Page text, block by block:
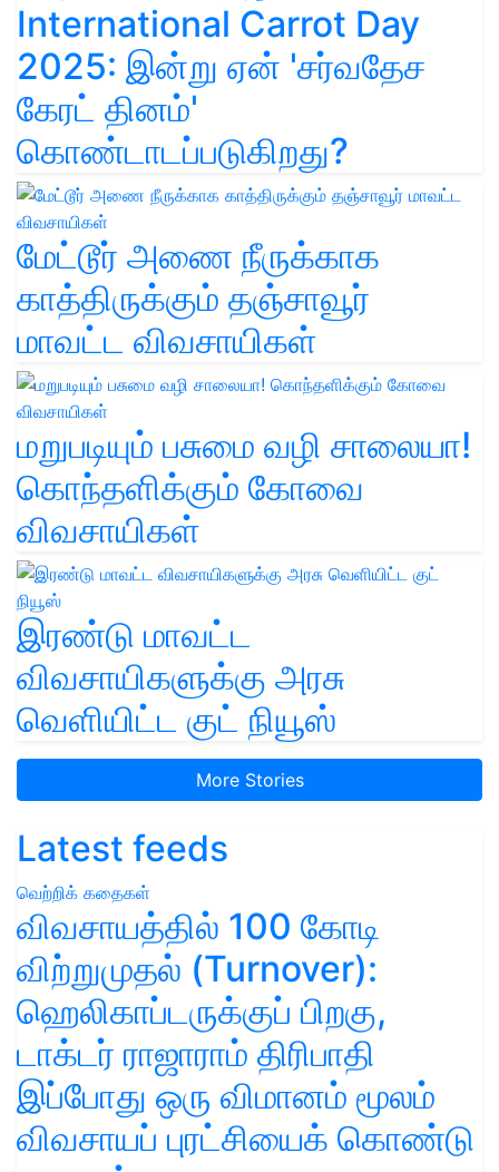
International Carrot Day
2025: இன்று ஏன் 'சர்வதேச
கேரட் தினம்'
கொண்டாடப்படுகிறது?
மேட்டூர் அணை நீருக்காக
காத்திருக்கும் தஞ்சாவூர்
மாவட்ட விவசாயிகள்
மறுபடியும் பசுமை வழி சாலையா!
கொந்தளிக்கும் கோவை
விவசாயிகள்
இரண்டு மாவட்ட
விவசாயிகளுக்கு அரசு
வெளியிட்ட குட் நியூஸ்
More Stories
Latest feeds
வெற்றிக் கதைகள்
விவசாயத்தில் 100 கோடி
விற்றுமுதல் (Turnover):
ஹெலிகாப்டருக்குப் பிறகு,
டாக்டர் ராஜாராம் திரிபாதி
இப்போது ஒரு விமானம் மூலம்
விவசாயப் புரட்சியைக் கொண்டு